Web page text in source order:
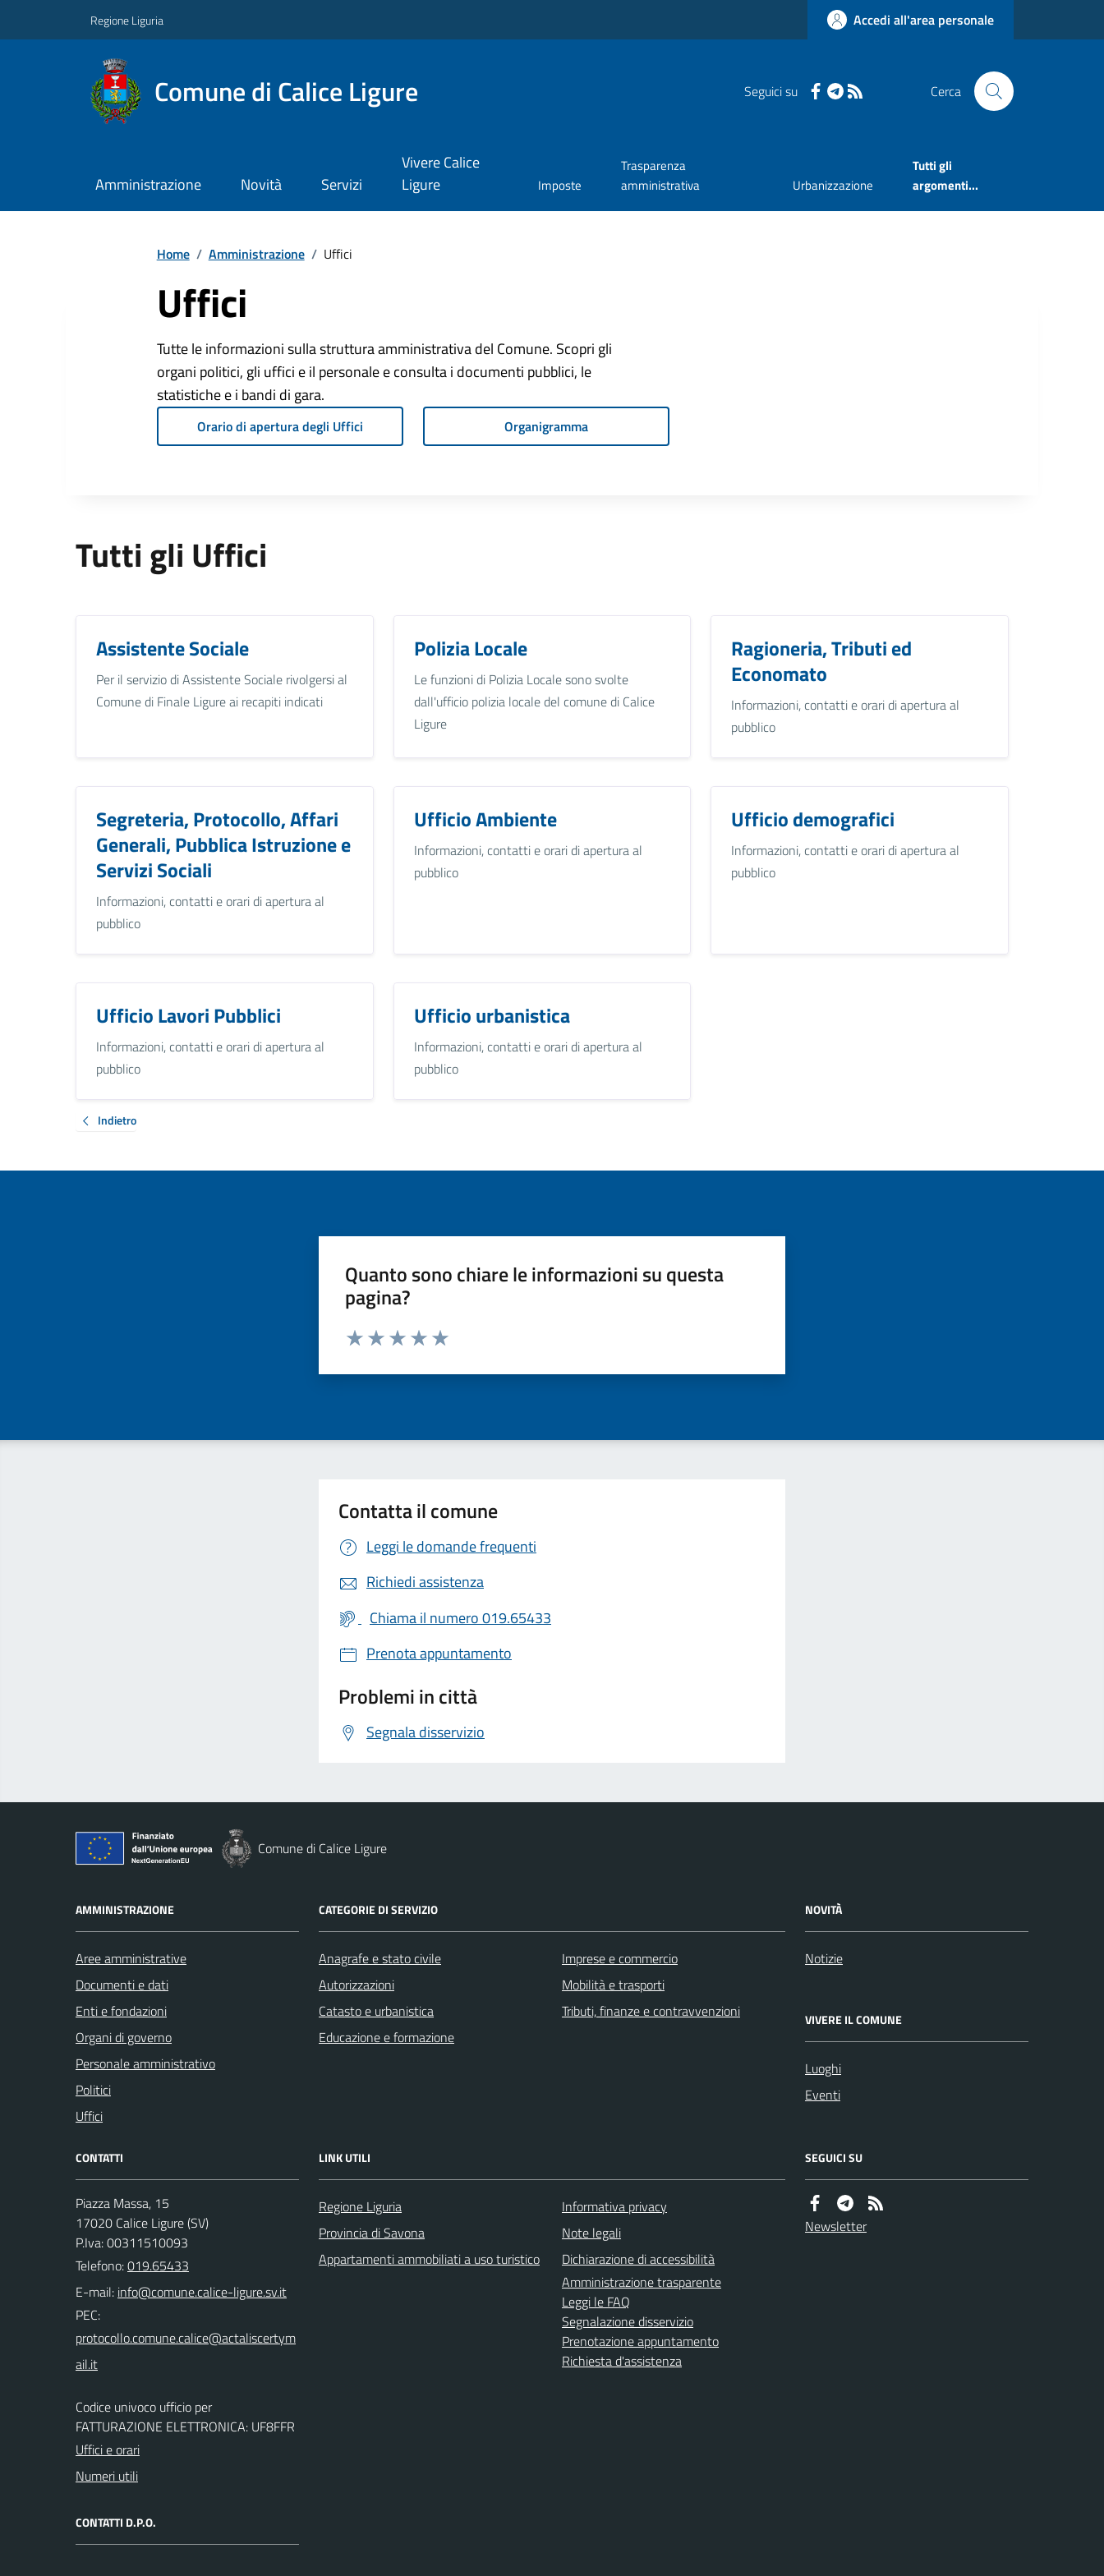
Regione Liguria Accedi all'area personale
Comune di Calice Ligure Seguici su Cerca
Amministrazione Novità Servizi
Vivere Calice
Ligure
Imposte
Trasparenza
amministrativa
Urbanizzazione
Tutti gli
argomenti...
Home / Amministrazione / Uffici
Uffici
Tutte le informazioni sulla struttura amministrativa del Comune. Scopri gli
organi politici, gli uffici e il personale e consulta i documenti pubblici, le
statistiche e i bandi di gara.
Orario di apertura degli Uffici Organigramma
Tutti gli Uffici
Assistente Sociale
Per il servizio di Assistente Sociale rivolgersi al
Comune di Finale Ligure ai recapiti indicati
Polizia Locale
Le funzioni di Polizia Locale sono svolte
dall'ufficio polizia locale del comune di Calice
Ligure
Ragioneria, Tributi ed
Economato
Informazioni, contatti e orari di apertura al
pubblico
Segreteria, Protocollo, Affari
Generali, Pubblica Istruzione e
Servizi Sociali
Informazioni, contatti e orari di apertura al
pubblico
Ufficio Ambiente
Informazioni, contatti e orari di apertura al
pubblico
Ufficio demografici
Informazioni, contatti e orari di apertura al
pubblico
Ufficio Lavori Pubblici
Informazioni, contatti e orari di apertura al
pubblico
Ufficio urbanistica
Informazioni, contatti e orari di apertura al
pubblico
Indietro
Quanto sono chiare le informazioni su questa
pagina?
Valuta da 1 a 5 stelle la pagina
Contatta il comune
Leggi le domande frequenti
Richiedi assistenza
Chiama il numero 019.65433
Prenota appuntamento
Problemi in città
Segnala disservizio
Comune di Calice Ligure
AMMINISTRAZIONE
Aree amministrative
Documenti e dati
Enti e fondazioni
Organi di governo
Personale amministrativo
Politici
Uffici
CATEGORIE DI SERVIZIO
Anagrafe e stato civile
Autorizzazioni
Catasto e urbanistica
Educazione e formazione
Imprese e commercio
Mobilità e trasporti
Tributi, finanze e contravvenzioni
NOVITÀ
Notizie
VIVERE IL COMUNE
Luoghi
Eventi
CONTATTI
Piazza Massa, 15
17020 Calice Ligure (SV)
P.Iva: 00311510093
Telefono:019.65433
E-mail:
PEC:
Codice univoco ufficio per
FATTURAZIONE ELETTRONICA: UF8FFR
Uffici e orari
Numeri utili
CONTATTI D.P.O.
LINK UTILI
Regione Liguria
Provincia di Savona
Appartamenti ammobiliati a uso turistico
Informativa privacy
Note legali
Dichiarazione di accessibilità
Amministrazione trasparente
Leggi le FAQ
Segnalazione disservizio
Prenotazione appuntamento
Richiesta d'assistenza
SEGUICI SU
Newsletter